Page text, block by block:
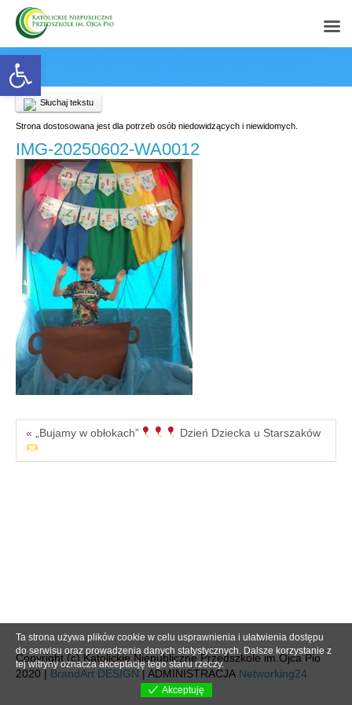
Open toolbar
Słuchaj tekstu
Strona dostosowana jest dla potrzeb osób niedowidzących i niewidomych.
IMG-20250602-WA0012
« „Bujamy w obłokach” Dzień Dziecka u Starszaków
Copyright (c) Katolickie Niepubliczne Przedszkole im.Ojca Pio
2020 | BrandArt DESIGN | ADMINISTRACJA Networking24
Ta strona używa plików cookie w celu usprawnienia i ułatwienia dostępu
do serwisu oraz prowadzenia danych statystycznych. Dalsze korzystanie z
tej witryny oznacza akceptację tego stanu rzeczy.
Akceptuję